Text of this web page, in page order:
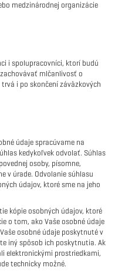
medzinárodnej organizácie
i spolupracovníci, ktorí budú
mlčanlivosť o
i po skončení záväzkových
údaje spracúvame na
kedykoľvek odvolať. Súhlas
osoby, písomne,
v úrade. Odvolanie súhlasu
údajov, ktoré sme na jeho
kópie osobných údajov, ktoré
o tom, ako Vaše osobné údaje
osobné údaje poskytnuté v
iný spôsob ich poskytnutia. Ak
elektronickými prostriedkami,
technicky možné.